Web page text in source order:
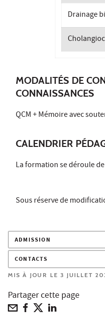
Drainage
MODALITÉS DE
CONNAISSANCES
QCM + Mémoire avec
CALENDRIER
La formation se déroule
Sous réserve de
ADMISSION
CONTACTS
MIS À JOUR LE 3 JUILLET
Partager cette page